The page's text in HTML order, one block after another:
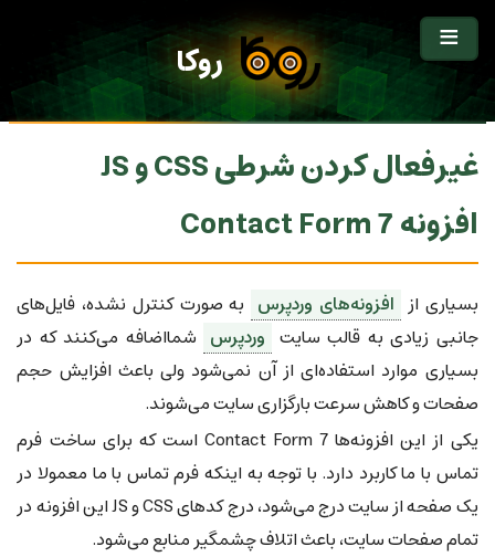
روکا
غیرفعال کردن شرطی CSS و JS
افزونه Contact Form 7
بسیاری از افزونه‌های وردپرس به صورت کنترل نشده، فایل‌های
جانبی زیادی به قالب سایت وردپرس شمااضافه می‌کنند که در
بسیاری موارد استفاده‌ای از آن نمی‌شود ولی باعث افزایش حجم
صفحات و کاهش سرعت بارگزاری سایت می‌شوند.
یکی از این افزونه‌ها Contact Form 7 است که برای ساخت فرم
تماس با ما کاربرد دارد. با توجه به اینکه فرم تماس با ما معمولا در
یک صفحه از سایت درج می‌شود، درج کدهای CSS و JS این افزونه در
تمام صفحات سایت، باعث اتلاف چشمگیر منابع می‌شود.